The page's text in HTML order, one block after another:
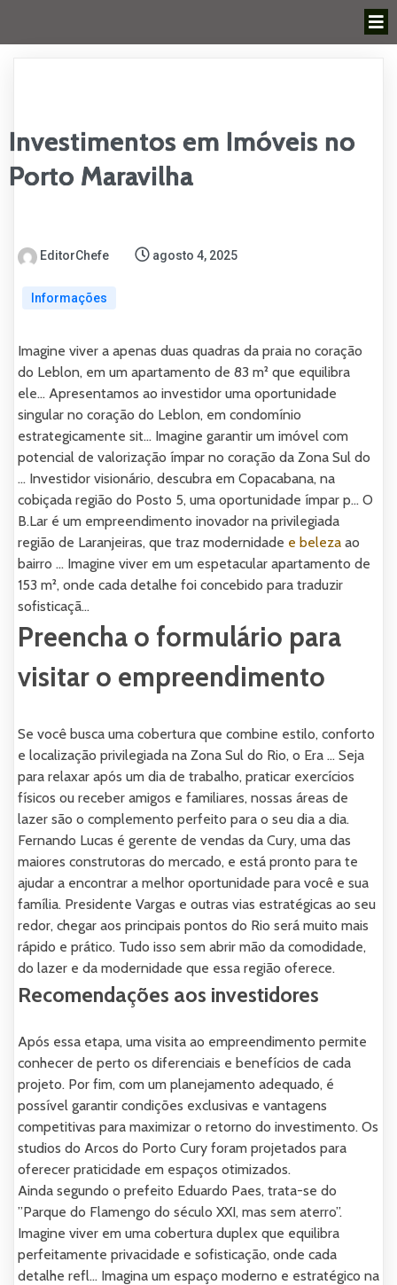
Investimentos em Imóveis no
Porto Maravilha
EditorChefe agosto 4, 2025
Informações
Imagine viver a apenas duas quadras da praia no coração
do Leblon, em um apartamento de 83 m² que equilibra
ele... Apresentamos ao investidor uma oportunidade
singular no coração do Leblon, em condomínio
estrategicamente sit... Imagine garantir um imóvel com
potencial de valorização ímpar no coração da Zona Sul do
... Investidor visionário, descubra em Copacabana, na
cobiçada região do Posto 5, uma oportunidade ímpar p... O
B.Lar é um empreendimento inovador na privilegiada
região de Laranjeiras, que traz modernidade e beleza ao
bairro ... Imagine viver em um espetacular apartamento de
153 m², onde cada detalhe foi concebido para traduzir
sofisticaçã...
Preencha o formulário para
visitar o empreendimento
Se você busca uma cobertura que combine estilo, conforto
e localização privilegiada na Zona Sul do Rio, o Era ... Seja
para relaxar após um dia de trabalho, praticar exercícios
físicos ou receber amigos e familiares, nossas áreas de
lazer são o complemento perfeito para o seu dia a dia.
Fernando Lucas é gerente de vendas da Cury, uma das
maiores construtoras do mercado, e está pronto para te
ajudar a encontrar a melhor oportunidade para você e sua
família. Presidente Vargas e outras vias estratégicas ao seu
redor, chegar aos principais pontos do Rio será muito mais
rápido e prático. Tudo isso sem abrir mão da comodidade,
do lazer e da modernidade que essa região oferece.
Recomendações aos investidores
Após essa etapa, uma visita ao empreendimento permite
conhecer de perto os diferenciais e benefícios de cada
projeto. Por fim, com um planejamento adequado, é
possível garantir condições exclusivas e vantagens
competitivas para maximizar o retorno do investimento. Os
studios do Arcos do Porto Cury foram projetados para
oferecer praticidade em espaços otimizados.
Ainda segundo o prefeito Eduardo Paes, trata-se do
”Parque do Flamengo do século XXI, mas sem aterro”.
Imagine viver em uma cobertura duplex que equilibra
perfeitamente privacidade e sofisticação, onde cada
detalhe refl... Imagina um espaço moderno e estratégico na